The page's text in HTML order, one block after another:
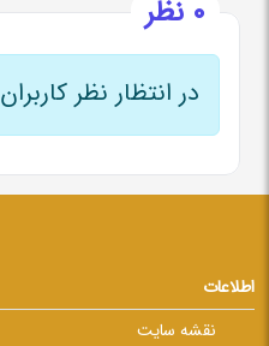
0 نظر
در انتظار نظر کاربران
اطلاعات
نقشه سایت